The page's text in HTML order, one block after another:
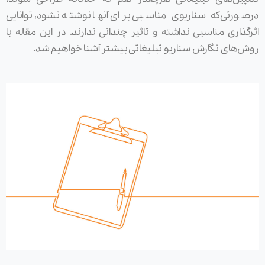
درصورتی‌که سناریوی مناسبی برای آنها نوشته نشود، توانایی
اثرگذاری مناسبی نداشته و تاثیر چندانی ندارند. در این مقاله با
روش‌های نگارش سناریو تبلیغاتی بیشتر آشنا خواهیم شد.